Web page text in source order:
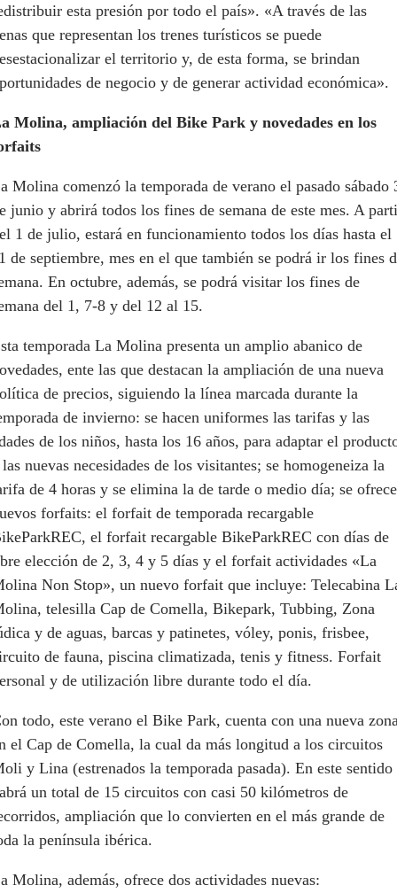
esta presión por todo el país». «A través de las
que representan los trenes turísticos se puede
el territorio y, de esta forma, se brindan
de negocio y de generar actividad económica».
Molina, ampliación del Bike Park y novedades en los
Molina comenzó la temporada de verano el pasado sábado
junio y abrirá todos los fines de semana de este mes. A
1 de julio, estará en funcionamiento todos los días hasta el
de septiembre, mes en el que también se podrá ir los fines
En octubre, además, se podrá visitar los fines de
del 1, 7-8 y del 12 al 15.
temporada La Molina presenta un amplio abanico de
ente las que destacan la ampliación de una nueva
de precios, siguiendo la línea marcada durante la
de invierno: se hacen uniformes las tarifas y las
de los niños, hasta los 16 años, para adaptar el
nuevas necesidades de los visitantes; se homogeneiza la
de 4 horas y se elimina la de tarde o medio día; se
forfaits: el forfait de temporada recargable
el forfait recargable BikeParkREC con días de
elección de 2, 3, 4 y 5 días y el forfait actividades «La
Non Stop», un nuevo forfait que incluye: Telecabina
telesilla Cap de Comella, Bikepark, Tubbing, Zona
y de aguas, barcas y patinetes, vóley, ponis, frisbee,
de fauna, piscina climatizada, tenis y fitness. Forfait
y de utilización libre durante todo el día.
todo, este verano el Bike Park, cuenta con una nueva
el Cap de Comella, la cual da más longitud a los circuitos
y Lina (estrenados la temporada pasada). En este sentido
un total de 15 circuitos con casi 50 kilómetros de
ampliación que lo convierten en el más grande de
la península ibérica.
Molina, además, ofrece dos actividades nuevas: